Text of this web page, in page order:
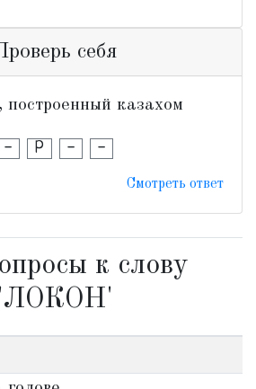
себя
построенный казахом
- Р - -
Смотреть ответ
к слову
'ЛОКОН'